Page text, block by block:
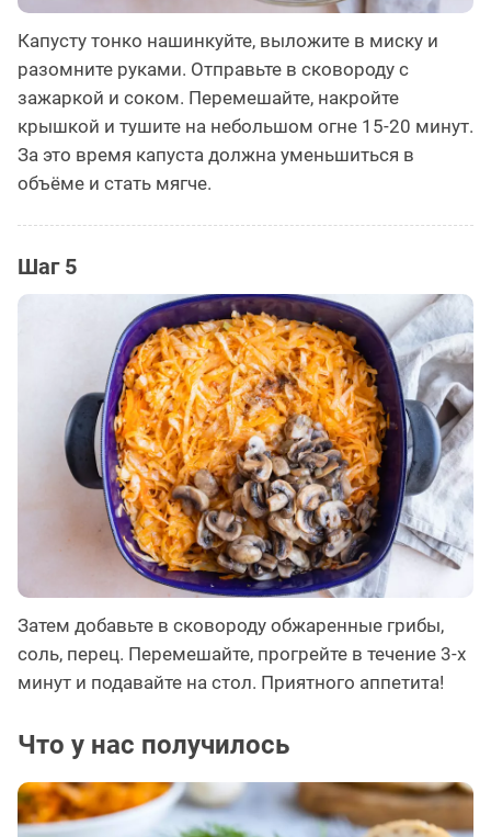
Капусту тонко нашинкуйте, выложите в миску и
разомните руками. Отправьте в сковороду с
зажаркой и соком. Перемешайте, накройте
крышкой и тушите на небольшом огне 15-20 минут.
За это время капуста должна уменьшиться в
объёме и стать мягче.
Шаг 5
Затем добавьте в сковороду обжаренные грибы,
соль, перец. Перемешайте, прогрейте в течение 3-х
минут и подавайте на стол. Приятного аппетита!
Что у нас получилось